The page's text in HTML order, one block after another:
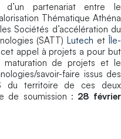
partenariat entre le
Thématique Athéna
Sociétés d’accélération du
(SATT)Lutech etÎle-
appel à projets a pour but
de projets et le
savoir-faire issus des
du territoire de ces deux
de soumission : 28 février